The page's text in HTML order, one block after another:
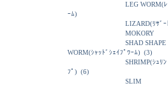
LEG WORM(
ｰﾑ)
LIZARD(ﾘｻﾞｰ
MOKORY
SHAD SHAPE
WORM(ｼｬｯﾄﾞｼｪｲﾌﾟﾜｰﾑ) (3)
SHRIMP(ｼｭﾘﾝ
ﾌﾟ) (6)
SLIM